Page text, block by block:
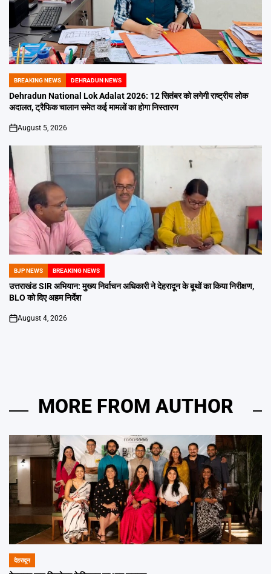
POSTED
IN
BREAKING NEWS DEHRADUN NEWS
Dehradun National Lok Adalat 2026: 12 सितंबर को लगेगी राष्ट्रीय लोक
अदालत, ट्रैफिक चालान समेत कई मामलों का होगा निस्तारण
on
August 5, 2026
POSTED
IN
BJP NEWS BREAKING NEWS
उत्तराखंड SIR अभियान: मुख्य निर्वाचन अधिकारी ने देहरादून के बूथों का किया निरीक्षण,
BLO को दिए अहम निर्देश
on
August 4, 2026
MORE FROM AUTHOR
POSTED
देहरादून